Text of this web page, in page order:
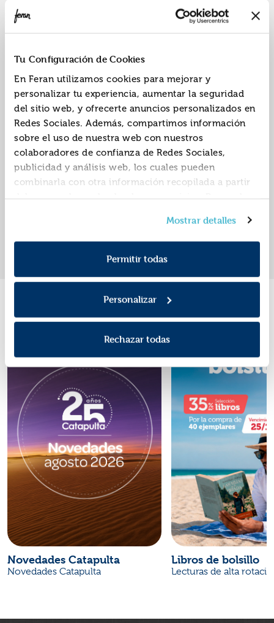
Tu Configuración de Cookies
En Feran utilizamos cookies para mejorar y
personalizar tu experiencia, aumentar la seguridad
del sitio web, y ofrecerte anuncios personalizados en
Redes Sociales. Además, compartimos información
sobre el uso de nuestra web con nuestros
colaboradores de confianza de Redes Sociales,
publicidad y análisis web, los cuales pueden
combinarla con otra información recopilada a partir
del uso que hayas hecho de sus servicios. Recuerda
consentimiento en cualquier momento. Para más
información consulta laPolítica de Cookiesy la
Política de Privacidad.
Mostrar detalles
Permitir todas
Personalizar
Rechazar todas
El esplendor de la
villa de la seda (serie
la villa de la seda 2)
ISBN:9788408254164
Editorial:Planeta
Autor:Bach, Tabea
La villa de la seda
(serie la villa de la
seda 1)
ISBN:9788408248194
Editorial:Planeta
Autor:Bach, Tabea
« 1 »
Promociones
Novedades Catapulta
Novedades Catapulta
Libros de bolsillo
Lecturas de alta